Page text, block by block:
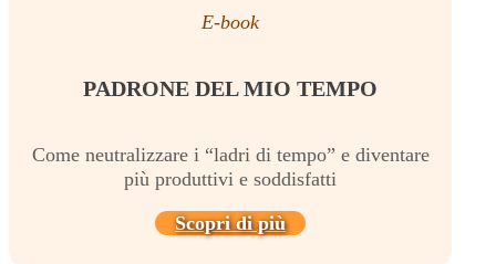
E-book
PADRONE DEL MIO TEMPO
Come neutralizzare i “ladri di tempo” e diventare
più produttivi e soddisfatti
Scopri di più